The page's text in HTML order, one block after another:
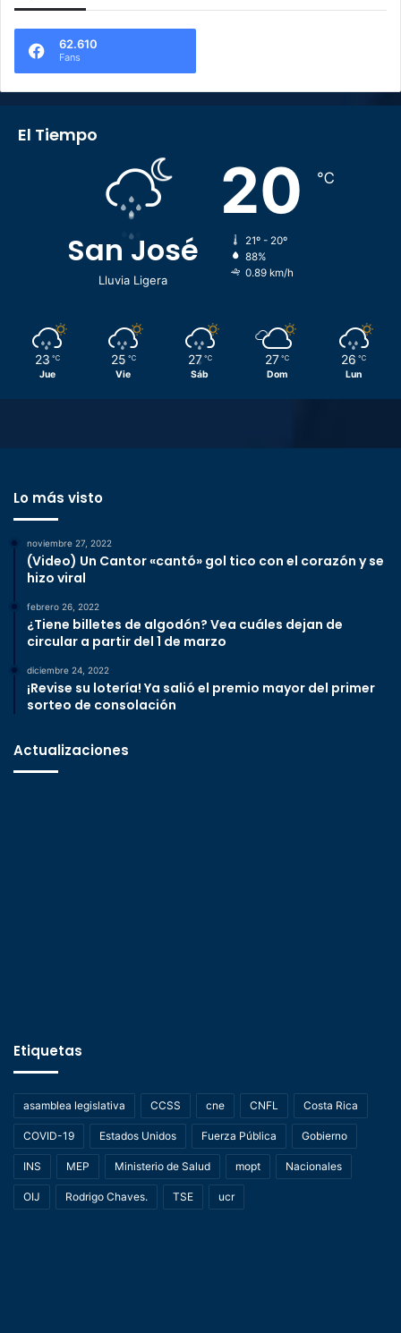
62.610
Fans
El Tiempo
San José
Lluvia Ligera
20 ℃
21º - 20º
88%
0.89 km/h
23 ℃
Jue
25 ℃
Vie
27 ℃
Sáb
27 ℃
Dom
26 ℃
Lun
Lo más visto
noviembre 27, 2022
(Video) Un Cantor «cantó» gol tico con el corazón y se
hizo viral
febrero 26, 2022
¿Tiene billetes de algodón? Vea cuáles dejan de
circular a partir del 1 de marzo
diciembre 24, 2022
¡Revise su lotería! Ya salió el premio mayor del primer
sorteo de consolación
Actualizaciones
Etiquetas
asamblea legislativa CCSS cne CNFL Costa Rica
COVID-19 Estados Unidos Fuerza Pública Gobierno
INS MEP Ministerio de Salud mopt Nacionales
OIJ Rodrigo Chaves. TSE ucr